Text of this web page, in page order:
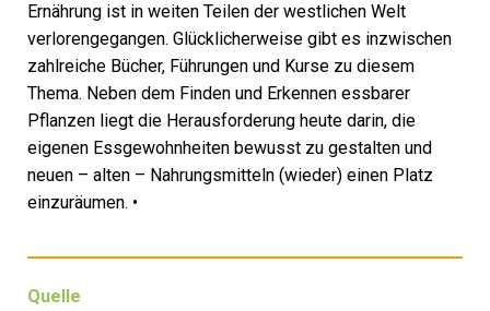
Ernährung ist in weiten Teilen der westlichen Welt
verlorengegangen. Glücklicherweise gibt es inzwischen
zahlreiche Bücher, Führungen und Kurse zu diesem
Thema. Neben dem Finden und Erkennen essbarer
Pflanzen liegt die Herausforderung heute darin, die
eigenen Essgewohnheiten bewusst zu gestalten und
neuen – alten – Nahrungsmitteln (wieder) einen Platz
einzuräumen. •
Quelle